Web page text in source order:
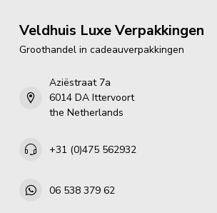
Veldhuis Luxe Verpakkingen
Groothandel in cadeauverpakkingen
Aziëstraat 7a
6014 DA Ittervoort
the Netherlands
+31 (0)475 562932
06 538 379 62